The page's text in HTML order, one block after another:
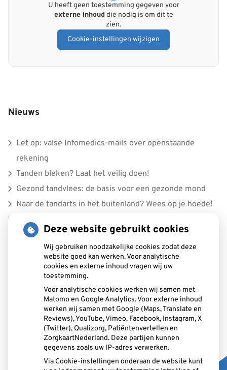
U heeft geen toestemming gegeven voor
externe inhoud die nodig is om dit te
zien.
Cookie-instellingen wijzigen
Nieuws
Let op: valse Infomedics-mails over openstaande
rekening
Tanden bleken? Laat het veilig doen!
Gezond tandvlees: de basis voor een gezonde mond
Naar de tandarts in het buitenland? Wees op je hoede!
aftrekbaar zijn
Aangesloten bij:
Deze website gebruikt cookies
Wij gebruiken noodzakelijke cookies zodat deze
website goed kan werken. Voor analytische
cookies en externe inhoud vragen wij uw
toestemming.
Voor analytische cookies werken wij samen met
Matomo en Google Analytics. Voor externe inhoud
werken wij samen met Google (Maps, Translate en
Reviews), YouTube, Vimeo, Facebook, Instagram, X
(Twitter), Qualizorg, Patiëntenvertellen en
ZorgkaartNederland. Deze partijen kunnen
gegevens zoals uw IP-adres verwerken.
Via Cookie-instellingen onderaan de website kunt